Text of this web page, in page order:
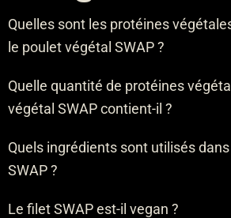
Quelles sont les protéines
le poulet végétal SWAP ?
Quelle quantité de protéines
végétal SWAP contient-il ?
Quels ingrédients sont utilisés
SWAP ?
Le filet SWAP est-il vegan ?